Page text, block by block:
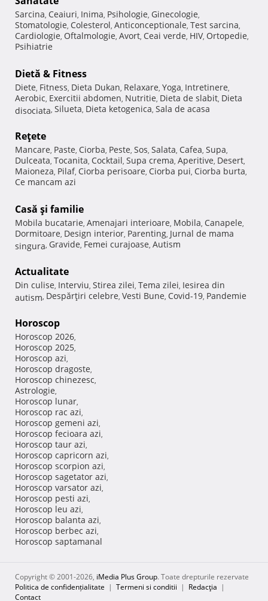
Sarcina, Ceaiuri, Inima, Psihologie, Ginecologie,
Stomatologie, Colesterol, Anticonceptionale, Test sarcina,
Cardiologie, Oftalmologie, Avort, Ceai verde, HIV, Ortopedie,
Psihiatrie
Dietă & Fitness
Diete, Fitness, Dieta Dukan, Relaxare, Yoga, Intretinere,
Aerobic, Exercitii abdomen, Nutritie, Dieta de slabit, Dieta
disociata, Silueta, Dieta ketogenica, Sala de acasa
Reţete
Mancare, Paste, Ciorba, Peste, Sos, Salata, Cafea, Supa,
Dulceata, Tocanita, Cocktail, Supa crema, Aperitive, Desert,
Maioneza, Pilaf, Ciorba perisoare, Ciorba pui, Ciorba burta,
Ce mancam azi
Casă şi familie
Mobila bucatarie, Amenajari interioare, Mobila, Canapele,
Dormitoare, Design interior, Parenting, Jurnal de mama
singura, Gravide, Femei curajoase, Autism
Actualitate
Din culise, Interviu, Stirea zilei, Tema zilei, Iesirea din
autism, Despărţiri celebre, Vesti Bune, Covid-19, Pandemie
Horoscop
Horoscop 2026,
Horoscop 2025,
Horoscop azi,
Horoscop dragoste,
Horoscop chinezesc,
Astrologie,
Horoscop lunar,
Horoscop rac azi,
Horoscop gemeni azi,
Horoscop fecioara azi,
Horoscop taur azi,
Horoscop capricorn azi,
Horoscop scorpion azi,
Horoscop sagetator azi,
Horoscop varsator azi,
Horoscop pesti azi,
Horoscop leu azi,
Horoscop balanta azi,
Horoscop berbec azi,
Horoscop saptamanal
Copyright © 2001-2026, iMedia Plus Group. Toate drepturile rezervate
Politica de confidențialitate | Termeni si conditii | Redacţia |
Contact